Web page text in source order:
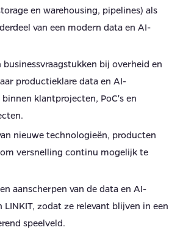
en warehousing, pipelines) als
van een modern data en AI-
businessvraagstukken bij overheid en
productieklare data en AI-
klantprojecten, PoC's en
nieuwe technologieën, producten
versnelling continu mogelijk te
aanscherpen van de data en AI-
LINKIT, zodat ze relevant blijven in een
speelveld.